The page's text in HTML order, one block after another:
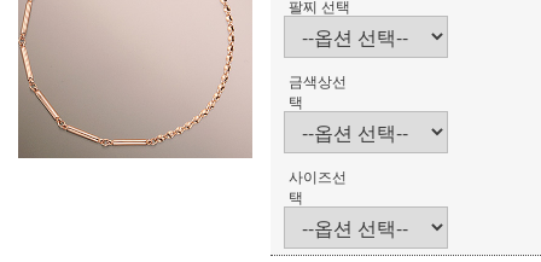
팔찌 선택
금색상선
택
사이즈선
택